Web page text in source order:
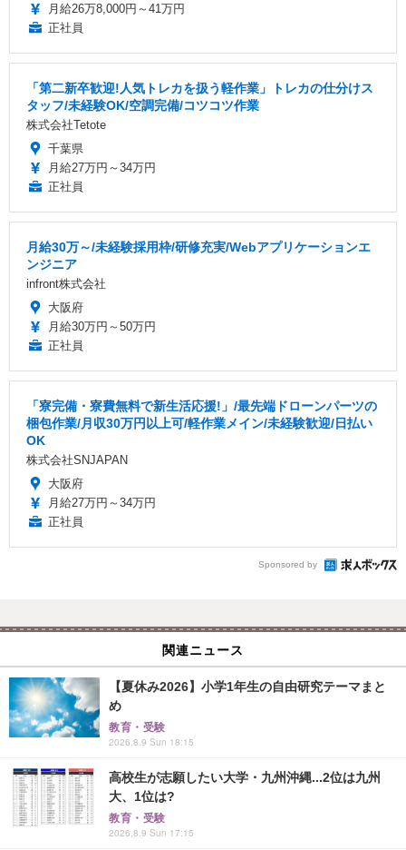
月給26万8,000円～41万円
正社員
「第二新卒歓迎!人気トレカを扱う軽作業」トレカの仕分けス
タッフ/未経験OK/空調完備/コツコツ作業
株式会社Tetote
千葉県
月給27万円～34万円
正社員
月給30万～/未経験採用枠/研修充実/Webアプリケーションエ
ンジニア
infront株式会社
大阪府
月給30万円～50万円
正社員
「寮完備・寮費無料で新生活応援!」/最先端ドローンパーツの
梱包作業/月収30万円以上可/軽作業メイン/未経験歓迎/日払い
OK
株式会社SNJAPAN
大阪府
月給27万円～34万円
正社員
Sponsored by
関連ニュース
【夏休み2026】小学1年生の自由研究テーマまと
め
教育・受験
2026.8.9 Sun 18:15
高校生が志願したい大学・九州沖縄...2位は九州
大、1位は?
教育・受験
2026.8.9 Sun 17:15